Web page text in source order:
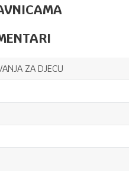
ZA DJECU